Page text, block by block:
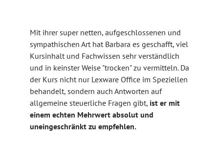
Mit ihrer super netten, aufgeschlossenen und
sympathischen Art hat Barbara es geschafft, viel
Kursinhalt und Fachwissen sehr verständlich
und in keinster Weise "trocken" zu vermitteln. Da
der Kurs nicht nur Lexware Office im Speziellen
behandelt, sondern auch Antworten auf
allgemeine steuerliche Fragen gibt, ist er mit
einem echten Mehrwert absolut und
uneingeschränkt zu empfehlen.